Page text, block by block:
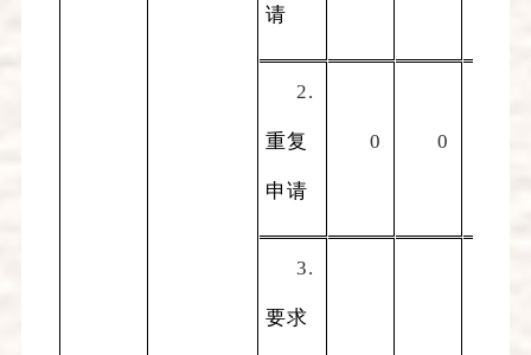
请
2.
重复
申请
0 0
3.
要求